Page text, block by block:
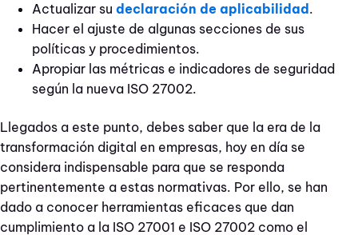
Actualizar su declaración de aplicabilidad .
Hacer el ajuste de algunas secciones de sus
políticas y procedimientos.
Apropiar las métricas e indicadores de seguridad
según la nueva ISO 27002.
Llegados a este punto, debes saber que la era de la
transformación digital en empresas, hoy en día se
considera indispensable para que se responda
pertinentemente a estas normativas. Por ello, se han
dado a conocer herramientas eficaces que dan
cumplimiento a la ISO 27001 e ISO 27002 como el